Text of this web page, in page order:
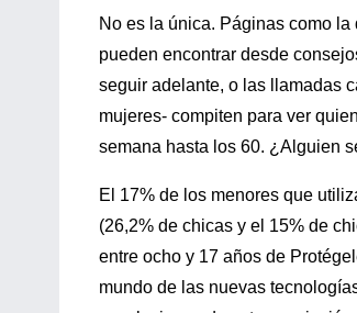
No es la única. Páginas como
pueden encontrar desde
seguir adelante, o las llamadas
mujeres- compiten para ver
semana hasta los 60. ¿Alguien
El 17% de los menores que
(26,2% de chicas y el 15% de
entre ocho y 17 años de
mundo de las nuevas